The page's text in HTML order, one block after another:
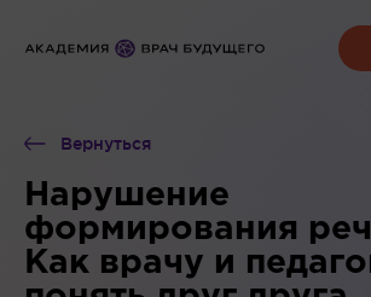
Вернуться
Нарушение
формирования
Как врачу и